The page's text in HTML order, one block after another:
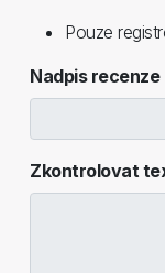
Pouze
Nadpis recenze
Zkontrolovat